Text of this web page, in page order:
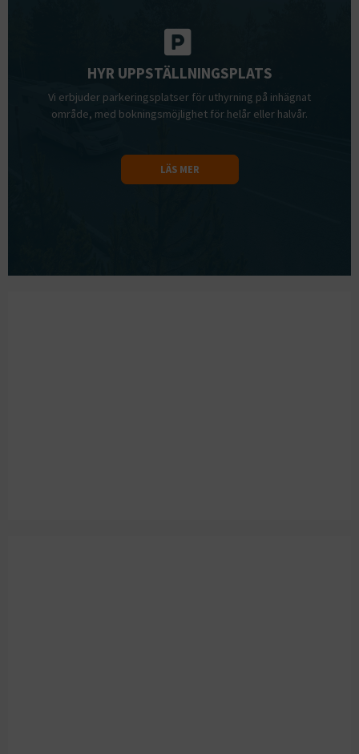
HYR UPPSTÄLLNINGSPLATS
Vi erbjuder parkeringsplatser för uthyrning på inhägnat
område, med bokningsmöjlighet för helår eller halvår.
LÄS MER